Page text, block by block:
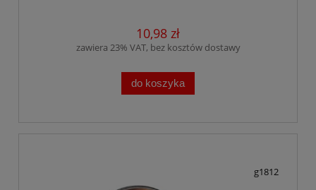
10,98 zł
zawiera 23% VAT, bez kosztów dostawy
do koszyka
g1812